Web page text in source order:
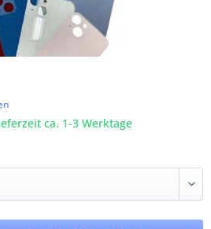
ca. 1-3 Werktage